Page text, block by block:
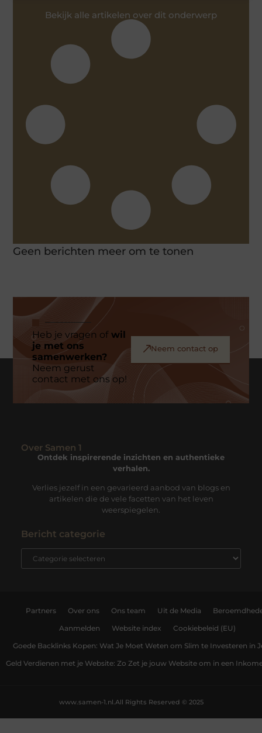
Bekijk alle artikelen over dit onderwerp
Geen berichten meer om te tonen
Heb je vragen ofwil
je met ons
samenwerken?
Neem gerust
contact met ons op!
Neem contact op
Over Samen 1
Ontdek inspirerende inzichten en authentieke
verhalen.
Verlies jezelf in een gevarieerd aanbod van blogs en
artikelen die de vele facetten van het leven
weerspiegelen.
Bericht categorie
Partners Over ons Ons team Uit de Media
Aanmelden Website index Cookiebeleid (EU)
Goede Backlinks Kopen: Wat Je Moet Weten om Slim te Investeren in
Geld Verdienen met je Website: Zo Zet je jouw Website om in een
All Rights Reserved © 2025
www.samen-1.nl.